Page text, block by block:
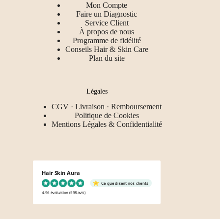
Mon Compte
Faire un Diagnostic
Service Client
À propos de nous
Programme de fidélité
Conseils Hair & Skin Care
Plan du site
Légales
CGV · Livraison · Remboursement
Politique de Cookies
Mentions Légales & Confidentialité
Hair Skin Aura
Ce que disent nos clients
4.96 évaluation(598 avis)